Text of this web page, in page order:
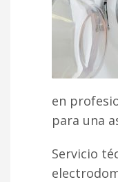
en
para una
Servicio